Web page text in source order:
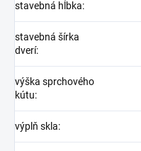
stavebná hĺbka:
stavebná šírka
dverí:
výška sprchového
kútu:
výplň skla: